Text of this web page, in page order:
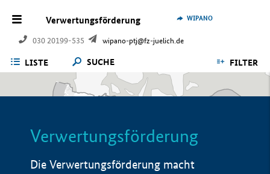
Verwertungsförderung
030 20199-535 wipano-ptj@fz-juelich.de
WIPANO
LISTE SUCHE FILTER
Verwertungsförderung
Die Verwertungsförderung macht